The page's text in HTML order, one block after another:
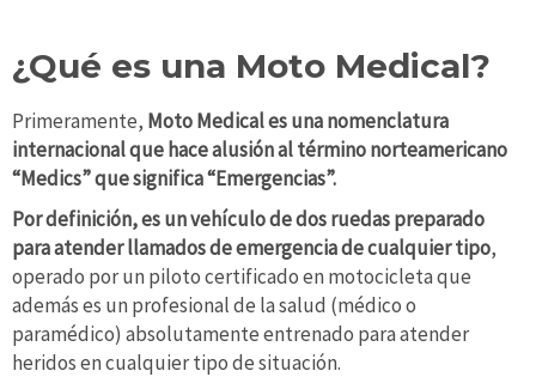
¿Qué es una Moto Medical?
Primeramente, Moto Medical es una nomenclatura
internacional que hace alusión al término norteamericano
“Medics” que significa “Emergencias”.
Por definición, es un vehículo de dos ruedas preparado
para atender llamados de emergencia de cualquier tipo,
operado por un piloto certificado en motocicleta que
además es un profesional de la salud (médico o
paramédico) absolutamente entrenado para atender
heridos en cualquier tipo de situación.